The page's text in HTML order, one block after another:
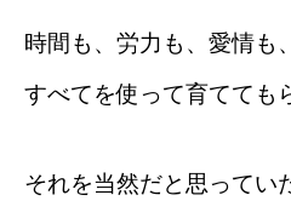
時間も、労力も、愛情も、
すべてを使って育てても
それを当然だと思ってい